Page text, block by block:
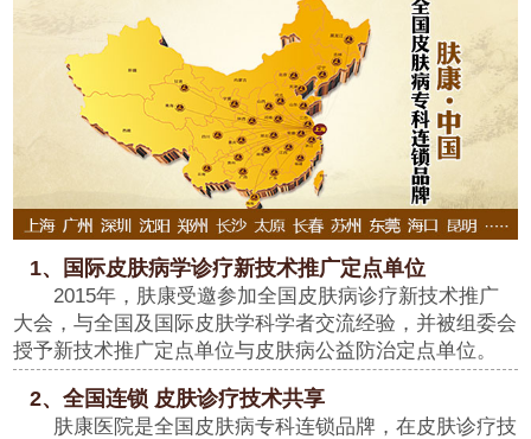
1、国际皮肤病学诊疗新技术推广定点单位
2015年，肤康受邀参加全国皮肤病诊疗新技术推广
大会，与全国及国际皮肤学科学者交流经验，并被组委会
授予新技术推广定点单位与皮肤病公益防治定点单位。
2、全国连锁 皮肤诊疗技术共享
肤康医院是全国皮肤病专科连锁品牌，在皮肤诊疗技